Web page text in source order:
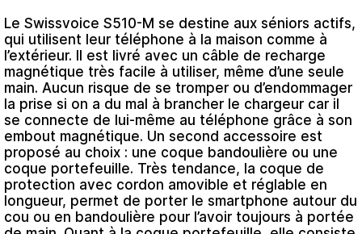
Le Swissvoice S510-M se destine aux séniors actifs,
qui utilisent leur téléphone à la maison comme à
l’extérieur. Il est livré avec un câble de recharge
magnétique très facile à utiliser, même d’une seule
main. Aucun risque de se tromper ou d’endommager
la prise si on a du mal à brancher le chargeur car il
se connecte de lui-même au téléphone grâce à son
embout magnétique. Un second accessoire est
proposé au choix : une coque bandoulière ou une
coque portefeuille. Très tendance, la coque de
protection avec cordon amovible et réglable en
longueur, permet de porter le smartphone autour du
cou ou en bandoulière pour l’avoir toujours à portée